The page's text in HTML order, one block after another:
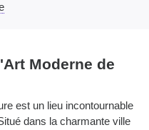
Moderne de
est un lieu incontournable
dans la charmante ville